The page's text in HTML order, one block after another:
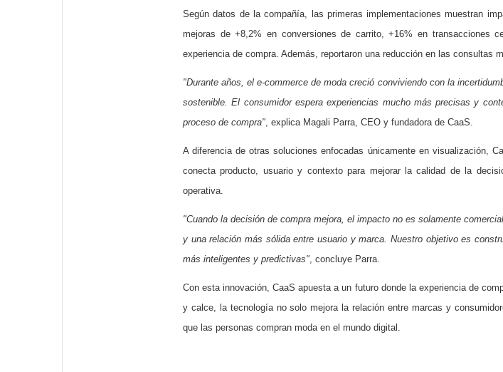
Según datos de la compañía, las primeras implementaciones muestran
mejoras de +8,2% en conversiones de carrito, +16% en transacciones
experiencia de compra. Además, reportaron una reducción en las consultas
"Durante años, el e-commerce de moda creció conviviendo con la
sostenible. El consumidor espera experiencias mucho más precisas y
proceso de compra", explica Magali Parra, CEO y fundadora de CaaS.
A diferencia de otras soluciones enfocadas únicamente en visualización,
conecta producto, usuario y contexto para mejorar la calidad de la
operativa.
"Cuando la decisión de compra mejora, el impacto no es solamente
y una relación más sólida entre usuario y marca. Nuestro objetivo es
más inteligentes y predictivas", concluye Parra.
Con esta innovación, CaaS apuesta a un futuro donde la experiencia de
y calce, la tecnología no solo mejora la relación entre marcas y
que las personas compran moda en el mundo digital.